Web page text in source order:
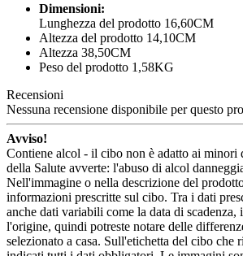
Dimensioni:
Lunghezza del prodotto 16,60CM
Altezza del prodotto 14,10CM
Altezza 38,50CM
Peso del prodotto 1,58KG
Recensioni
Nessuna recensione disponibile per questo
Avviso!
Contiene alcol - il cibo non è adatto ai
della Salute avverte: l'abuso di alcol
Nell'immagine o nella descrizione del
informazioni prescritte sul cibo. Tra i dati
anche dati variabili come la data di scadenza,
l'origine, quindi potreste notare delle
selezionato a casa. Sull'etichetta del cibo che